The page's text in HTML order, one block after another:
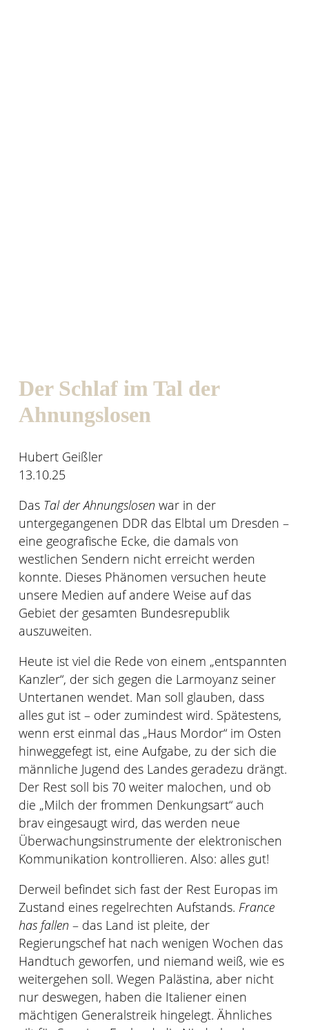
Der Schlaf im Tal der
Ahnungslosen
Hubert Geißler
13.10.25
Das Tal der Ahnungslosen war in der
untergegangenen DDR das Elbtal um Dresden –
eine geografische Ecke, die damals von
westlichen Sendern nicht erreicht werden
konnte. Dieses Phänomen versuchen heute
unsere Medien auf andere Weise auf das
Gebiet der gesamten Bundesrepublik
auszuweiten.
Heute ist viel die Rede von einem „entspannten
Kanzler“, der sich gegen die Larmoyanz seiner
Untertanen wendet. Man soll glauben, dass
alles gut ist – oder zumindest wird. Spätestens,
wenn erst einmal das „Haus Mordor“ im Osten
hinweggefegt ist, eine Aufgabe, zu der sich die
männliche Jugend des Landes geradezu drängt.
Der Rest soll bis 70 weiter malochen, und ob
die „Milch der frommen Denkungsart“ auch
brav eingesaugt wird, das werden neue
Überwachungsinstrumente der elektronischen
Kommunikation kontrollieren. Also: alles gut!
Derweil befindet sich fast der Rest Europas im
Zustand eines regelrechten Aufstands. France
has fallen – das Land ist pleite, der
Regierungschef hat nach wenigen Wochen das
Handtuch geworfen, und niemand weiß, wie es
weitergehen soll. Wegen Palästina, aber nicht
nur deswegen, haben die Italiener einen
mächtigen Generalstreik hingelegt. Ähnliches